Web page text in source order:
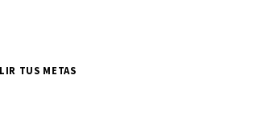
TUS METAS